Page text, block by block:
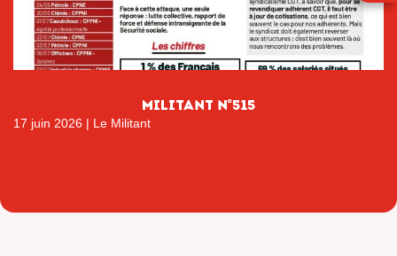
Militant n°515
17 juin 2026 | Le Militant